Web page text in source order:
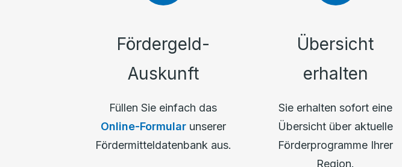
Fördergeld-
Auskunft
Füllen Sie einfach das
Online-Formularunserer
Fördermitteldatenbank aus.
Übersicht
erhalten
Sie erhalten sofort eine
Übersicht über aktuelle
Förderprogramme Ihrer
Region.